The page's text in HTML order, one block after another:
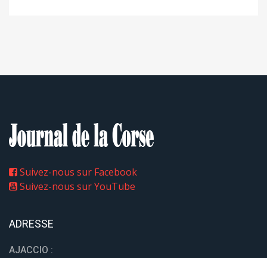
Suivez-nous sur Facebook
Suivez-nous sur YouTube
ADRESSE
AJACCIO :